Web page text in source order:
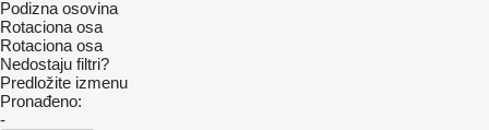
Podizna osovina
Rotaciona osa
Rotaciona osa
Nedostaju filtri?
Predložite izmenu
Pronađeno:
-